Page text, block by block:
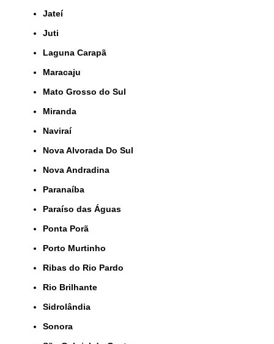
Jateí
Juti
Laguna Carapã
Maracaju
Mato Grosso do Sul
Miranda
Naviraí
Nova Alvorada Do Sul
Nova Andradina
Paranaíba
Paraíso das Águas
Ponta Porã
Porto Murtinho
Ribas do Rio Pardo
Rio Brilhante
Sidrolândia
Sonora